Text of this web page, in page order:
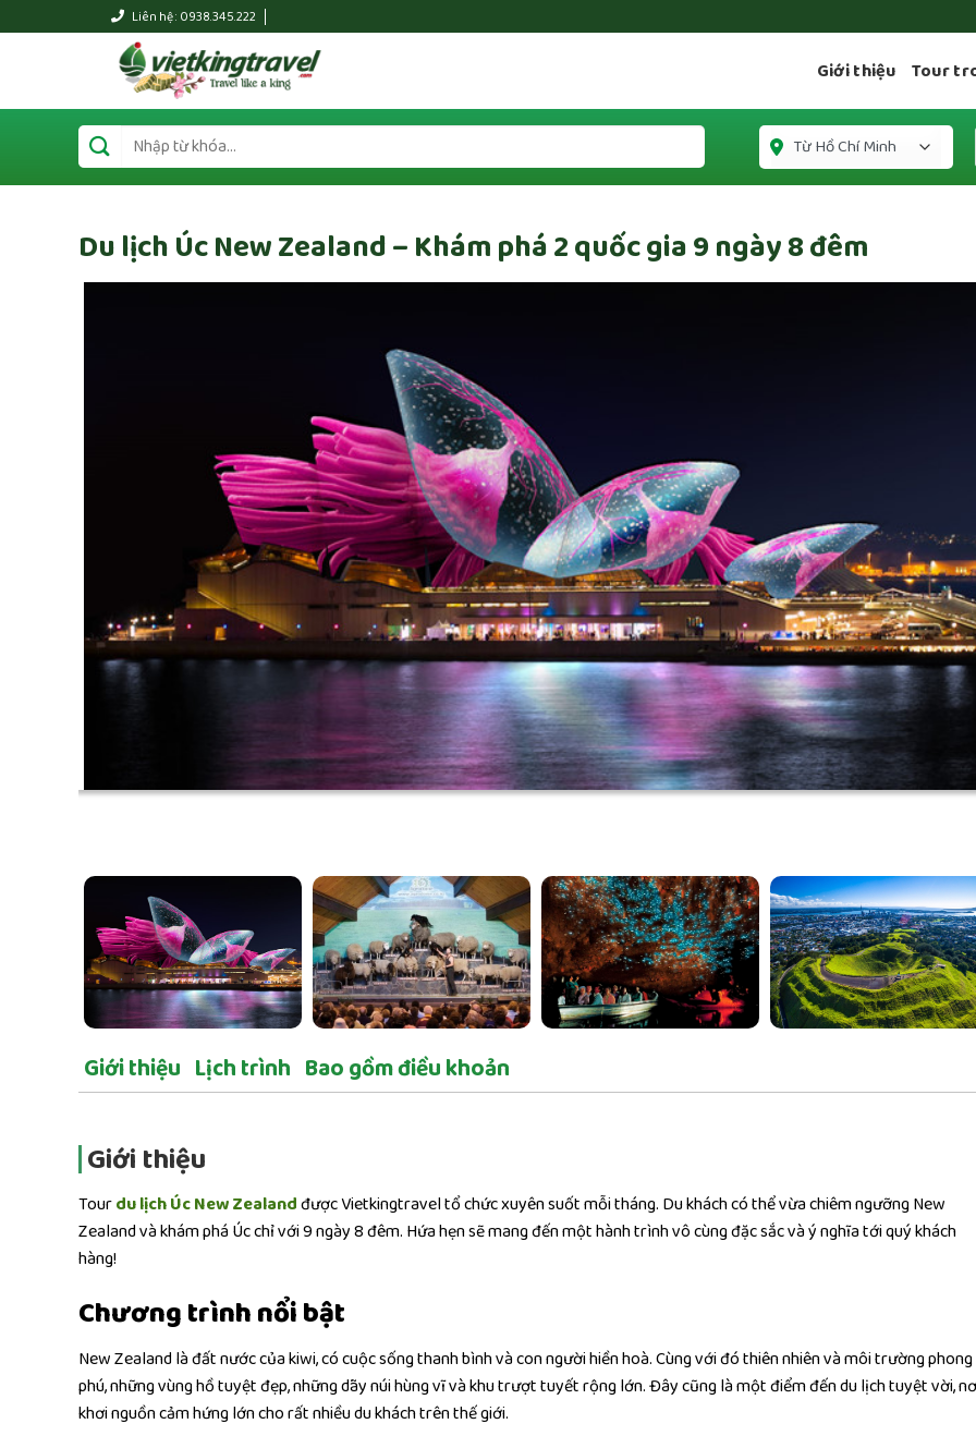
Liên hệ : 0938.345.222
Giới thiệu Tour
Du lịch Úc New Zealand – Khám phá 2 quốc gia 9 ngày 8 đêm
Giới thiệu Lịch trình Bao gồm điều khoản
Giới thiệu
Tourdu lịch Úc New Zealandđược Vietkingtravel tổ chức xuyên suốt mỗi tháng. Du khách có thể vừa chiêm ngưỡng New
Zealand và khám phá Úc chỉ với 9 ngày 8 đêm. Hứa hẹn sẽ mang đến một hành trình vô cùng đặc sắc và ý nghĩa tới quý khách
hàng!
Chương trình nổi bật
New Zealand là đất nước của kiwi, có cuộc sống thanh bình và con người hiền hoà. Cùng với đó thiên nhiên và môi trường phong
phú, những vùng hồ tuyệt đẹp, những dãy núi hùng vĩ và khu trượt tuyết rộng lớn. Đây cũng là một điểm đến du lịch tuyệt vời,
khơi nguồn cảm hứng lớn cho rất nhiều du khách trên thế giới.